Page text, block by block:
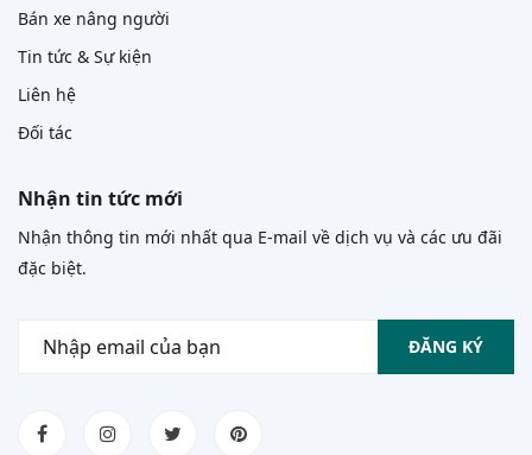
Bán xe nâng người
Tin tức & Sự kiện
Liên hệ
Đối tác
Nhận tin tức mới
Nhận thông tin mới nhất qua E-mail về dịch vụ và các ưu đãi
đặc biệt.
ĐĂNG KÝ